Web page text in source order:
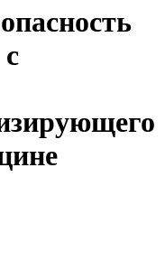
в
науки
работа